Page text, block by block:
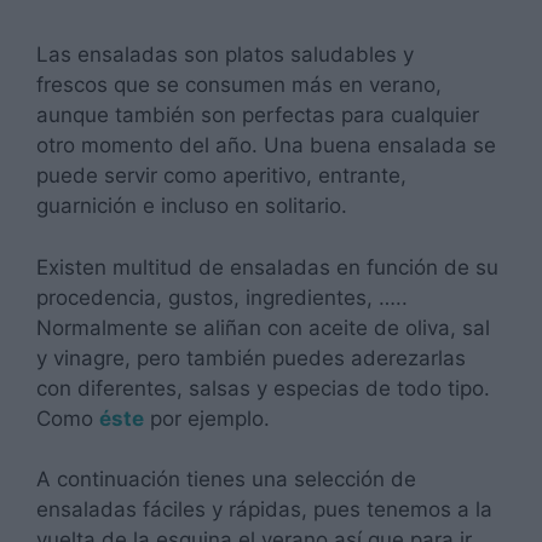
Las ensaladas son platos saludables y
frescos que se consumen más en verano,
aunque también son perfectas para cualquier
otro momento del año. Una buena ensalada se
puede servir como aperitivo, entrante,
guarnición e incluso en solitario.
Existen multitud de ensaladas en función de su
procedencia, gustos, ingredientes, …..
Normalmente se aliñan con aceite de oliva, sal
y vinagre, pero también puedes aderezarlas
con diferentes, salsas y especias de todo tipo.
Como éste por ejemplo.
A continuación tienes una selección de
ensaladas fáciles y rápidas, pues tenemos a la